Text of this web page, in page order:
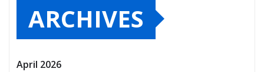
ARCHIVES
April 2026